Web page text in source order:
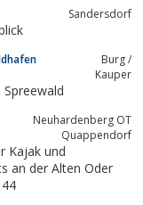
Sandersdorf
Burg /
Kauper
im Spreewald
Neuhardenberg OT
Quappendorf
Kajak und
an der Alten Oder